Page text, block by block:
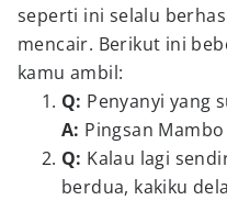
seperti ini selalu
mencair. Berikut ini
kamu ambil:
Q: Penyanyi yang
A: Pingsan Mambo
Q: Kalau lagi
berdua, kakiku